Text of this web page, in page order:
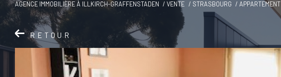
AGENCE IMMOBILIÈRE À ILLKIRCH-GRAFFENSTADEN VENTE STRASBOURG APPARTEMENT
RETOUR